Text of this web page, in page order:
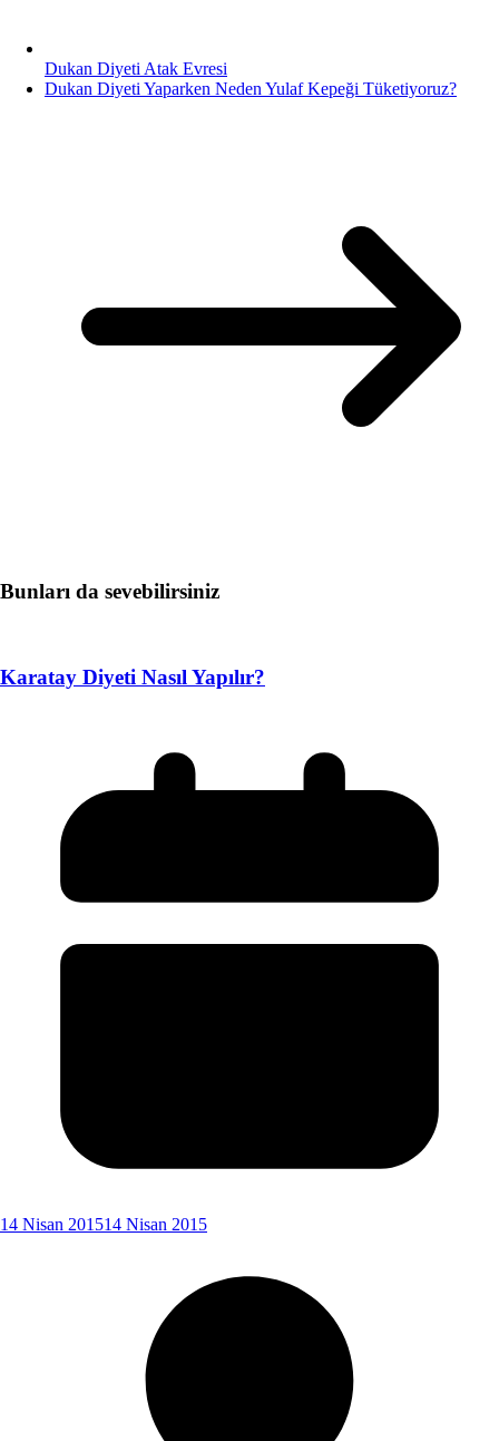
Dukan Diyeti Atak Evresi
Dukan Diyeti Yaparken Neden Yulaf Kepeği Tüketiyoruz?
Bunları da sevebilirsiniz
Karatay Diyeti Nasıl Yapılır?
14 Nisan 201514 Nisan 2015